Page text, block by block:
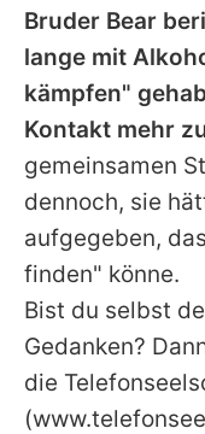
Bruder Bear
lange mit
kämpfen"
Kontakt mehr
gemeinsamen
dennoch, sie
aufgegeben,
finden" könne.
Bist du selbst
Gedanken?
die